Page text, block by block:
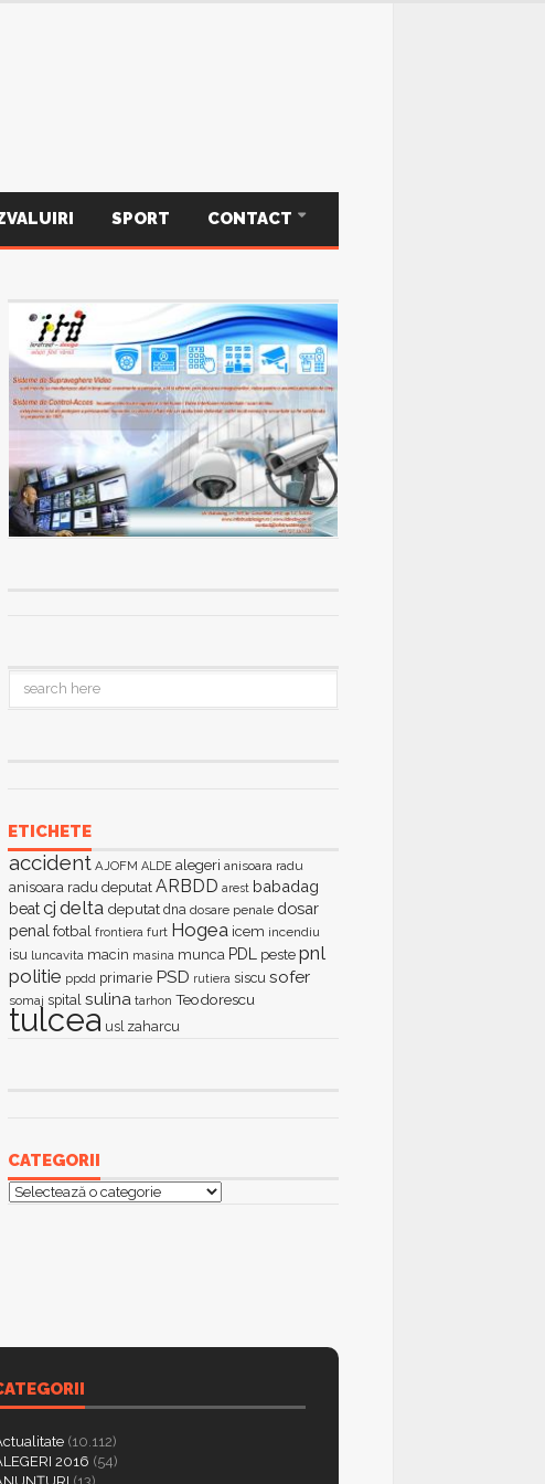
SPORT CONTACT
ETICHETE
accident AJOFM ALDE alegeri anisoara radu
anisoara radu deputat ARBDD arest babadag
beatcj delta deputat dna dosare penale dosar
penal fotbal frontiera furt Hogea icem incendiu
isu luncavita macin masina munca PDL peste pnl
politie ppdd primarie PSD rutiera siscu sofer
somaj spital sulina tarhon Teodorescu
tulcea usl zaharcu
CATEGORII
Categorii
(10.112)
2016 (54)